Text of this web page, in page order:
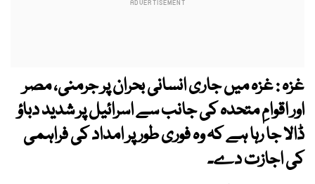
غزہ : غزہ میں جاری انسانی بحران پر جرمنی، مصر
اور اقوامِ متحدہ کی جانب سے اسرائیل پر شدید دباؤ
ڈالا جا رہا ہے کہ وہ فوری طور پر امداد کی فراہمی
کی اجازت دے۔